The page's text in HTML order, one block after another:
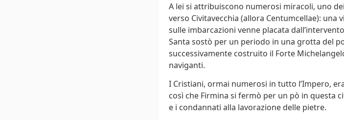
A lei si attribuiscono numerosi miracoli, uno
verso Civitavecchia (allora Centumcellae):
sulle imbarcazioni venne placata
Santa sostò per un periodo in una grotta del
successivamente costruito il Forte
naviganti.
I Cristiani, ormai numerosi in tutto l’Impero,
così che Firmina si fermò per un pò in questa
e i condannati alla lavorazione delle pietre.